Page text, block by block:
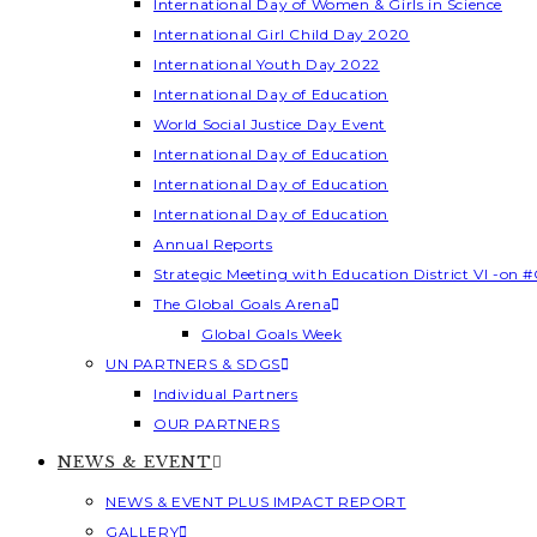
International Day of Women & Girls in Science
International Girl Child Day 2020
International Youth Day 2022
International Day of Education
World Social Justice Day Event
International Day of Education
International Day of Education
International Day of Education
Annual Reports
Strategic Meeting with Education District VI -on
The Global Goals Arena
Global Goals Week
UN PARTNERS & SDGS
Individual Partners
OUR PARTNERS
NEWS & EVENT
NEWS & EVENT PLUS IMPACT REPORT
GALLERY